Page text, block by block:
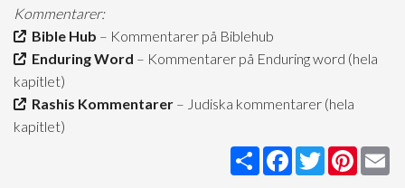
Kommentarer:
Bible Hub – Kommentarer på Biblehub
Enduring Word – Kommentarer på Enduring word (hela
kapitlet)
Rashis Kommentarer – Judiska kommentarer (hela
kapitlet)
Share Facebook
Twitter